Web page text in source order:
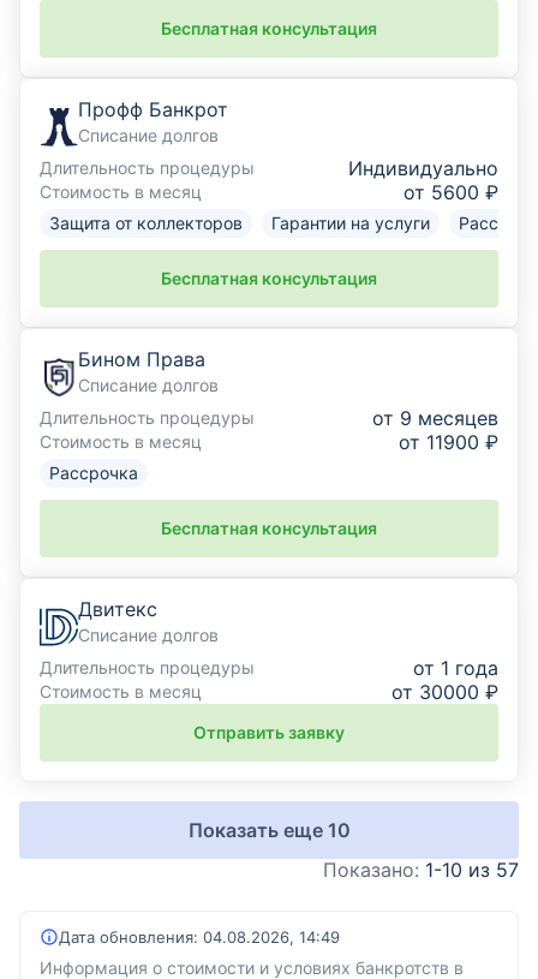
Бесплатная консультация
Профф Банкрот
Списание долгов
Длительность процедуры
Индивидуально
Стоимость в месяц от 5600 ₽
Защита от коллекторов Гарантии на услуги
Бесплатная консультация
Бином Права
Списание долгов
Длительность процедуры
от 9 месяцев
Стоимость в месяц от 11900 ₽
Рассрочка
Бесплатная консультация
Двитекс
Списание долгов
Длительность процедуры
от 1 года
Стоимость в месяц от 30000 ₽
Отправить заявку
Показать еще 10
Показано: 1-10 из 57
Дата обновления: 04.08.2026, 14:49
Информация о стоимости и условиях банкротств в